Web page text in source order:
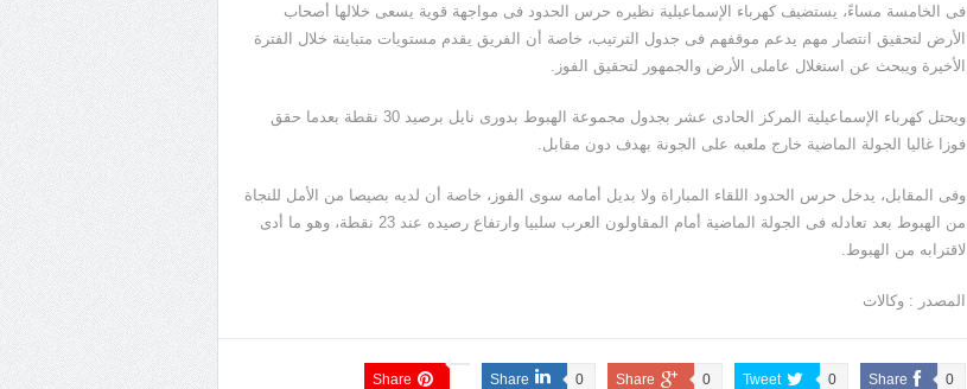
فى الخامسة مساءً، يستضيف كهرباء الإسماعيلية نظيره حرس الحدود فى مواجهة قوية يسعى خلالها أصحاب
الأرض لتحقيق انتصار مهم يدعم موقفهم فى جدول الترتيب، خاصة أن الفريق يقدم مستويات متباينة خلال الفترة
الأخيرة ويبحث عن استغلال عاملى الأرض والجمهور لتحقيق الفوز.
ويحتل كهرباء الإسماعيلية المركز الحادى عشر بجدول مجموعة الهبوط بدورى نايل برصيد 30 نقطة بعدما حقق
فوزا غاليا الجولة الماضية خارج ملعبه على الجونة بهدف دون مقابل.
وفى المقابل، يدخل حرس الحدود اللقاء المباراة ولا بديل أمامه سوى الفوز، خاصة أن لديه بصيصا من الأمل للنجاة
من الهبوط بعد تعادله فى الجولة الماضية أمام المقاولون العرب سلبيا وارتفاع رصيده عند 23 نقطة، وهو ما أدى
لاقترابه من الهبوط.
المصدر : وكالات
Share 0
Tweet 0
Share 0
Share 0
Share